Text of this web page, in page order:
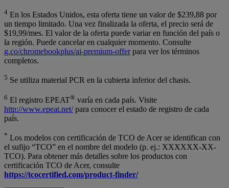
4 En los Estados Unidos, esta oferta tiene un valor de $239,88 por
un tiempo limitado. Una vez finalizada la oferta, el precio será de
$19,99/mes. El valor de la oferta puede variar en función del país o
la región. Puede cancelar en cualquier momento. Consulte
g.co/chromebookplus/ai-premium-offerpara ver los términos
completos.
5 Se utiliza material PCR en la cubierta inferior del chasis.
6 El registro EPEAT® varía en cada país. Visite
http://www.epeat.net/para conocer el estado de registro de cada
país.
* Los modelos con certificación de TCO de Acer se identifican con
el sufijo “TCO” en el nombre del modelo (p. ej.: XXXXXX-XX-
TCO). Para obtener más detalles sobre los productos con
certificación TCO de Acer, consulte
https://tcocertified.com/product-finder/